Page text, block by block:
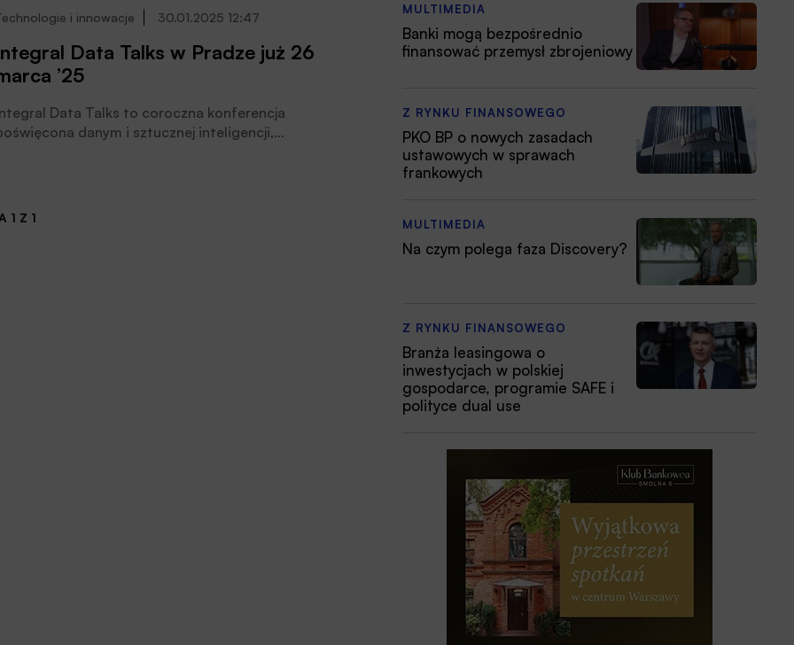
i innowacje 30.01.2025 12:47
Data Talks w Pradze już 26
’25
Data Talks to coroczna konferencja
danym i sztucznej inteligencji,
1 Z 1
MULTIMEDIA
Banki mogą bezpośrednio
finansować przemysł zbrojeniowy
Z RYNKU FINANSOWEGO
PKO BP o nowych zasadach
ustawowych w sprawach
frankowych
MULTIMEDIA
Na czym polega faza Discovery?
Z RYNKU FINANSOWEGO
Branża leasingowa o
inwestycjach w polskiej
gospodarce, programie SAFE i
polityce dual use